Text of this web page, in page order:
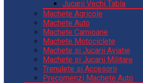
Jucarii Vechi Tabla
Machete Agricole
Machete Auto
Machete Camioane
Machete Motociclete
Machete si Jucarii Aviatie
Machete si Jucarii Militare
Trenulete si Accesorii
Precomenzi Machete Auto